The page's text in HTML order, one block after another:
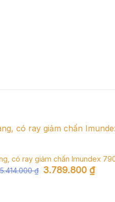
có ray giảm chấn Imundex
5.414.000₫ Giá
gốc
3.789.800 ₫Giá
hiện